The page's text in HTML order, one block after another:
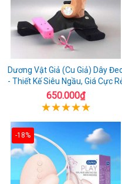
Dương Vật Giả (Cu Giả) Dây
- Thiết Kế Siêu Ngầu, Giá Cực
650.000₫
-18%